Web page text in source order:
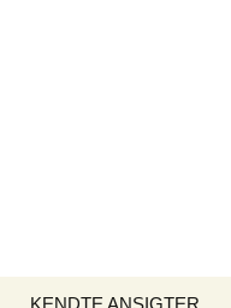
KENDTE ANSIGTER